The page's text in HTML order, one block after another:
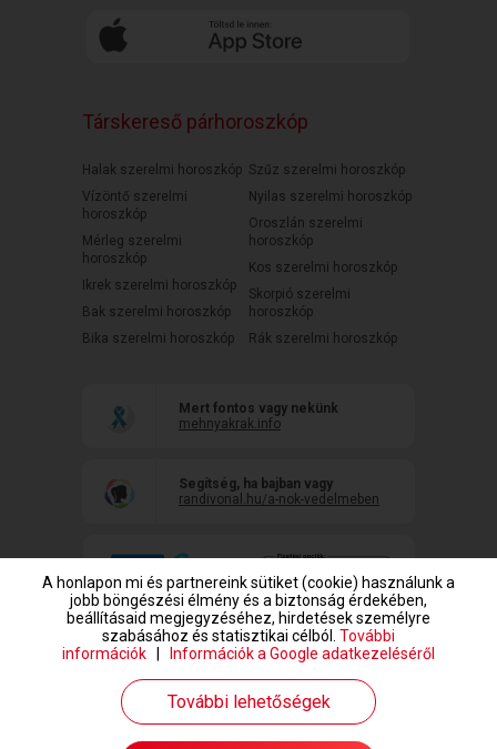
Társkereső párhoroszkóp
Halak szerelmi horoszkóp
Vízöntő szerelmi
horoszkóp
Mérleg szerelmi
horoszkóp
Ikrek szerelmi horoszkóp
Bak szerelmi horoszkóp
Bika szerelmi horoszkóp
Szűz szerelmi horoszkóp
Nyilas szerelmi horoszkóp
Oroszlán szerelmi
horoszkóp
Kos szerelmi horoszkóp
Skorpió szerelmi
horoszkóp
Rák szerelmi horoszkóp
Mert fontos vagy nekünk
mehnyakrak.info
Segítség, ha bajban vagy
randivonal.hu/a-nok-vedelmeben
www.randivonal.hu © Copyright 1999-2026 Dating Central Europe Zrt.
A honlapon mi és partnereink sütiket (cookie) használunk a
jobb böngészési élmény és a biztonság érdekében,
beállításaid megjegyzéséhez, hirdetések személyre
szabásához és statisztikai célból. További
információk
Információk a Google adatkezeléséről
További lehetőségek